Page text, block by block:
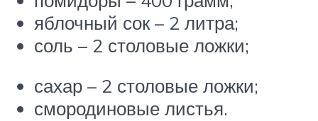
яблочный сок – 2 литра;
соль – 2 столовые ложки;
сахар – 2 столовые ложки;
смородиновые листья.